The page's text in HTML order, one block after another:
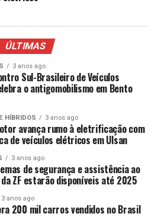
ÚLTIMAS
3 anos ago
Sul-Brasileiro de Veículos
o antigomobilismo em Bento
HÍBRIDOS 3 anos ago
avança rumo à eletrificação com
de veículos elétricos em Ulsan
3 anos ago
de segurança e assistência ao
ZF estarão disponíveis até 2025
3 anos ago
200 mil carros vendidos no Brasil